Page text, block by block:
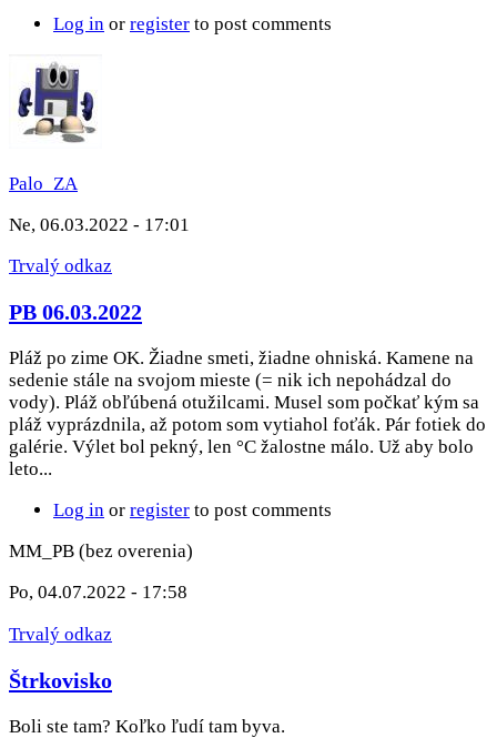
Log in or register to post comments
Palo_ZA
Ne, 06.03.2022 - 17:01
Trvalý odkaz
PB 06.03.2022
Pláž po zime OK. Žiadne smeti, žiadne ohniská. Kamene na
sedenie stále na svojom mieste (= nik ich nepohádzal do
vody). Pláž obľúbená otužilcami. Musel som počkať kým sa
pláž vyprázdnila, až potom som vytiahol foťák. Pár fotiek do
galérie. Výlet bol pekný, len °C žalostne málo. Už aby bolo
leto...
Log in or register to post comments
MM_PB (bez overenia)
Po, 04.07.2022 - 17:58
Trvalý odkaz
Štrkovisko
Boli ste tam? Koľko ľudí tam byva.